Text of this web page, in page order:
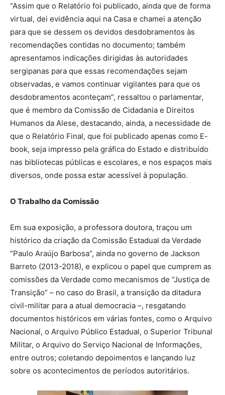
“Assim que o Relatório foi publicado, ainda que de forma
virtual, dei evidência aqui na Casa e chamei a atenção
para que se dessem os devidos desdobramentos às
recomendações contidas no documento; também
apresentamos indicações dirigidas às autoridades
sergipanas para que essas recomendações sejam
observadas, e vamos continuar vigilantes para que os
desdobramentos aconteçam”, ressaltou o parlamentar,
que é membro da Comissão de Cidadania e Direitos
Humanos da Alese, destacando, ainda, a necessidade de
que o Relatório Final, que foi publicado apenas como E-
book, seja impresso pela gráfica do Estado e distribuído
nas bibliotecas públicas e escolares, e nos espaços mais
diversos, onde possa estar acessível à população.
O Trabalho da Comissão
Em sua exposição, a professora doutora, traçou um
histórico da criação da Comissão Estadual da Verdade
“Paulo Araújo Barbosa”, ainda no governo de Jackson
Barreto (2013-2018), e explicou o papel que cumprem as
comissões da Verdade como mecanismos de “Justiça de
Transição” – no caso do Brasil, a transição da ditadura
civil-militar para a atual democracia –, resgatando
documentos históricos em várias fontes, como o Arquivo
Nacional, o Arquivo Público Estadual, o Superior Tribunal
Militar, o Arquivo do Serviço Nacional de Informações,
entre outros; coletando depoimentos e lançando luz
sobre os acontecimentos de períodos autoritários.